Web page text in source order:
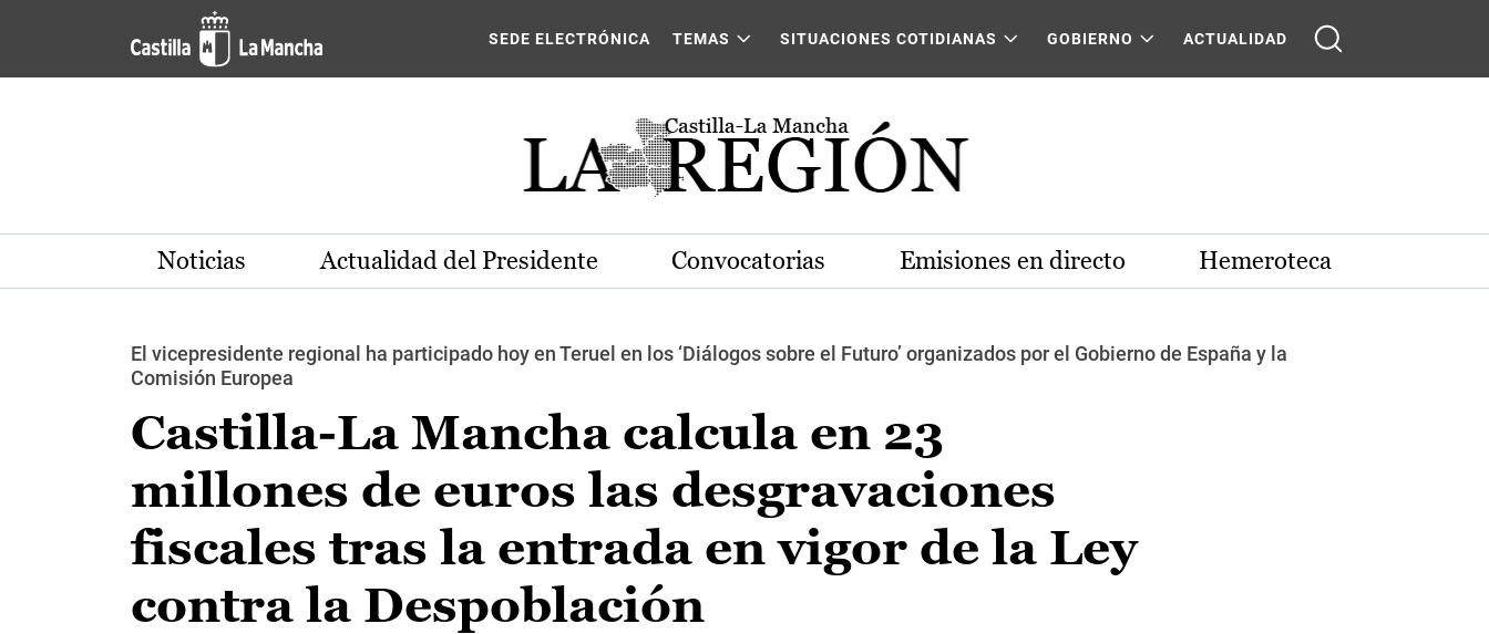
Pasar al contenido principal
SEDE ELECTRÓNICA TEMAS SITUACIONES COTIDIANAS GOBIERNO ACTUALIDAD
Noticias Actualidad del Presidente Convocatorias Emisiones en directo Hemeroteca
El vicepresidente regional ha participado hoy en Teruel en los ‘Diálogos sobre el Futuro’ organizados por el Gobierno de España y la
Comisión Europea
Castilla-La Mancha calcula en 23
millones de euros las desgravaciones
fiscales tras la entrada en vigor de la Ley
contra la Despoblación